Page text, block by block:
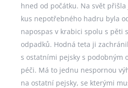
hned od počátku. Na svět
kus nepotřebného hadru byla
napospas v krabici spolu s pěti
odpadků. Hodná teta ji
s ostatními pejsky s podobným
péči. Má to jednu nespornou
na ostatní pejsky, se kterými